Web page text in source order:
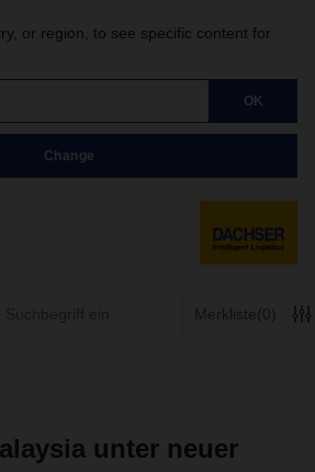
or region, to see specific content for
OK
Change
Merkliste(0)
unter neuer